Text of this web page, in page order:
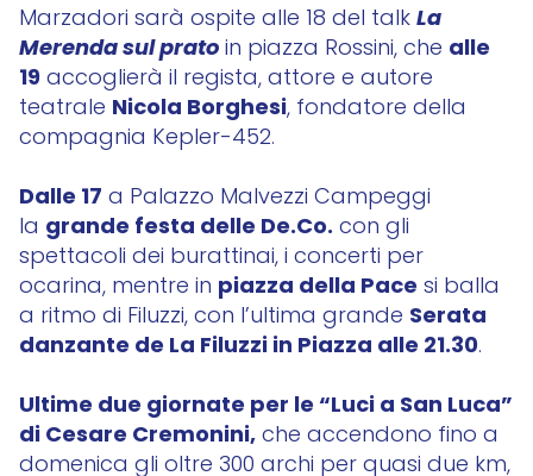
Marzadori sarà ospite alle 18 del talkLa
Merenda sul pratoin piazza Rossini, che alle
19 accoglierà il regista, attore e autore
teatrale Nicola Borghesi, fondatore della
compagnia Kepler-452.
Dalle 17 a Palazzo Malvezzi Campeggi
la grande festa delle De.Co. con gli
spettacoli dei burattinai, i concerti per
ocarina, mentre in piazza della Pace si balla
a ritmo di Filuzzi, con l’ultima grande Serata
danzante de La Filuzzi in Piazza alle 21.30.
Ultime due giornate per le “Luci a San Luca”
di Cesare Cremonini,che accendono fino a
domenica gli oltre 300 archi per quasi due km,